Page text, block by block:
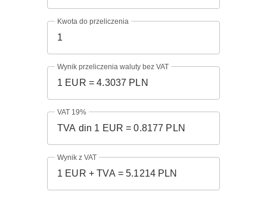
Kwota do przeliczenia
Wynik przeliczenia waluty bez VAT
VAT 19%
Wynik z VAT